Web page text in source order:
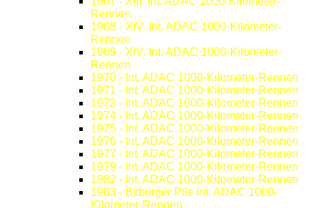
Rennen
1968 - XIV. Int. ADAC 1000-Kilometer-
Rennen
1969 - XIV. Int. ADAC 1000-Kilometer-
Rennen
1970 - Int. ADAC 1000-Kilometer-Rennen
1971 - Int. ADAC 1000-Kilometer-Rennen
1972 - Int. ADAC 1000-Kilometer-Rennen
1974 - Int. ADAC 1000-Kilometer-Rennen
1975 - Int. ADAC 1000-Kilometer-Rennen
1976 - Int. ADAC 1000-Kilometer-Rennen
1977 - Int. ADAC 1000-Kilometer-Rennen
1979 - Int. ADAC 1000-Kilometer-Rennen
1982 - Int. ADAC 1000-Kilometer-Rennen
1983 - Bitburger Pils Int. ADAC 1000-
Kilometer-Rennen